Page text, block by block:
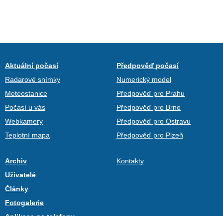
Aktuální počasí
Radarové snímky
Meteostanice
Počasí u vás
Webkamery
Teplotní mapa
Předpověď počasí
Numerický model
Předpověď pro Prahu
Předpověď pro Brno
Předpověď pro Ostravu
Předpověď pro Plzeň
Archiv
Uživatelé
Články
Fotogalerie
Kontakty